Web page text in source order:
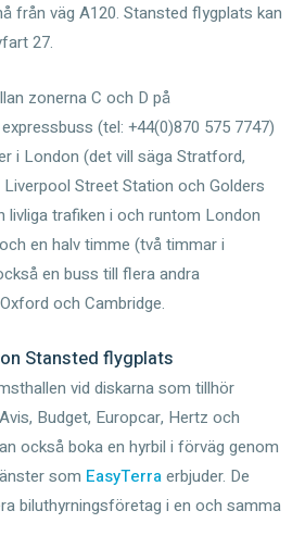
från väg A120. Stansted flygplats kan
27.
zonerna C och D på
(tel: +44(0)870 575 7747)
i London (det vill säga Stratford,
Street Station och Golders
livliga trafiken i och runtom London
en halv timme (två timmar i
en buss till flera andra
och Cambridge.
Stansted flygplats
vid diskarna som tillhör
Budget, Europcar, Hertz och
också boka en hyrbil i förväg genom
som EasyTerraerbjuder. De
biluthyrningsföretag i en och samma